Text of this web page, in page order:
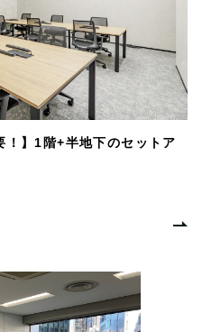
！】1階+半地下のセットア